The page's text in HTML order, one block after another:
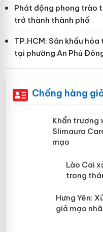
Phát động phong trào
trở thành thành phố
TP.HCM: Sân khấu
tại phường An Phú
Chống hàng
Khẩn trương
Slimaura
mạo
Lào Cai
mại